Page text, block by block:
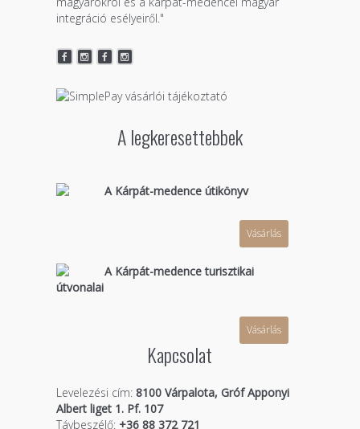
integráció esélyeiről."
A legkeresettebbek
A Kárpát-medence útikönyv
Vásárlás
A Kárpát-medence turisztikai
útvonalai
Vásárlás
Kapcsolat
Levelezési cím: 8100 Várpalota, Gróf Apponyi
Albert liget 1. Pf. 107
Távbeszélő:+36 88 372 721